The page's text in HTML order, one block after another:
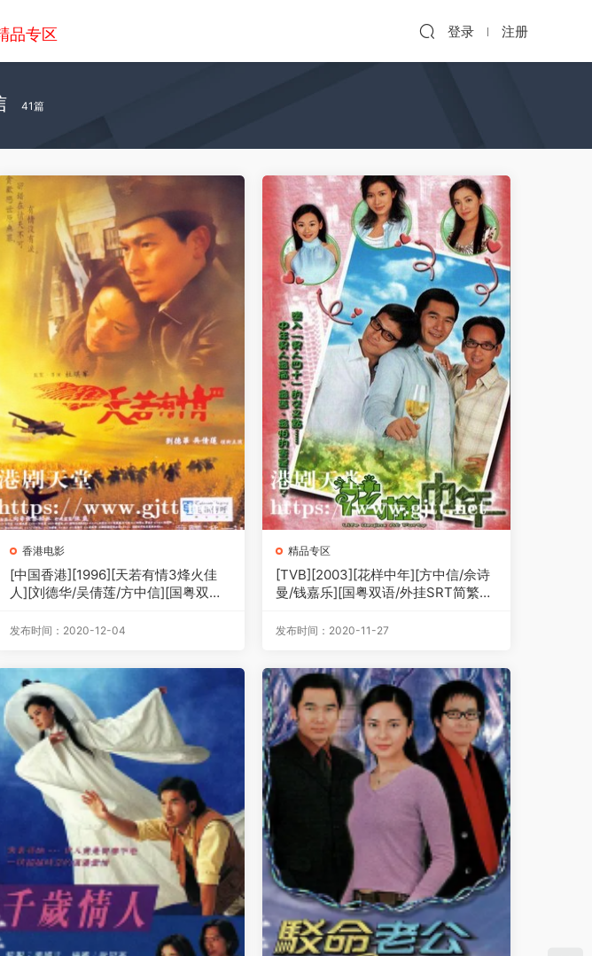
品专区 登录 注册
41篇
香港电影
[中国香港][1996][天若有情3烽火佳
人][刘德华/吴倩莲/方中信][国粤双语
发布时间：2020-12-04
精品专区
[TVB][2003][花样中年][方中信/佘诗
曼/钱嘉乐][国粤双语/外挂SRT简繁中
830M]
发布时间：2020-11-27